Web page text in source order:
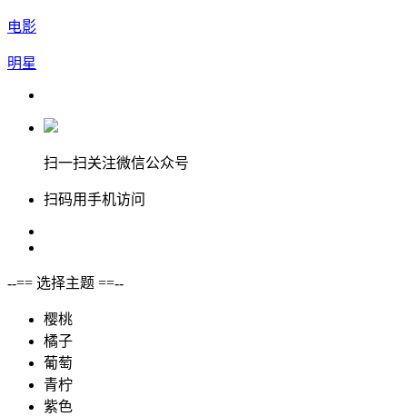
电影
明星
扫一扫关注微信公众号
扫码用手机访问
--== 选择主题 ==--
樱桃
橘子
葡萄
青柠
紫色